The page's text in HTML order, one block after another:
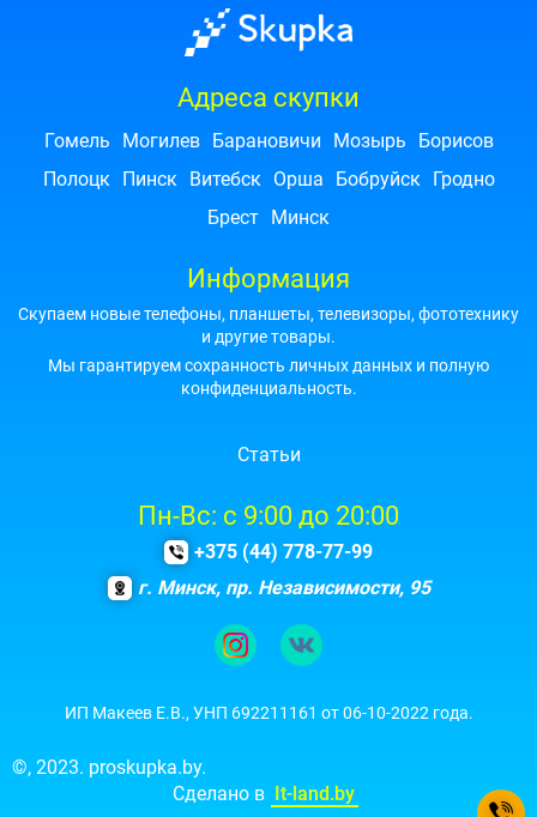
Адреса скупки
Гомель Могилев Барановичи Мозырь
Борисов
Полоцк
Пинск Витебск Орша Бобруйск
Гродно
Брест Минск
Информация
Скупаем новые телефоны, планшеты, телевизоры, фототехнику
и другие товары.
Мы гарантируем сохранность личных данных и полную
конфиденциальность.
Статьи
Пн-Вс: с 9:00 до 20:00
+375 (44) 778-77-99
г. Минск, пр. Независимости, 95
ИП Макеев E.B., УНП 692211161 от 06-10-2022 года.
©, 2023. proskupka.by.
Сделано в It-land.by